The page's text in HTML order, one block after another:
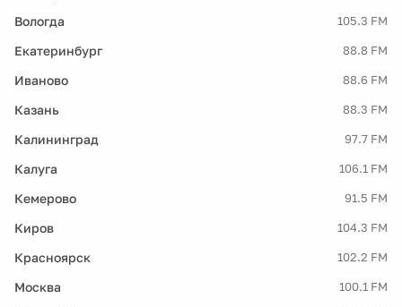
Вологда 105.3 FM
Екатеринбург 88.8 FM
Иваново 88.6 FM
Казань 88.3 FM
Калининград 97.7 FM
Калуга 106.1 FM
Кемерово 91.5 FM
Киров 104.3 FM
Красноярск 102.2 FM
Москва 100.1 FM